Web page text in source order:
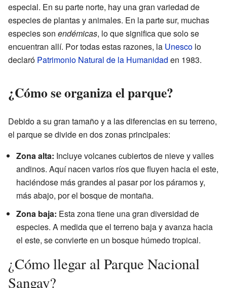
especial. En su parte norte, hay una gran variedad de
especies de plantas y animales. En la parte sur, muchas
especies son endémicas, lo que significa que solo se
encuentran allí. Por todas estas razones, la Unesco lo
declaró Patrimonio Natural de la Humanidad en 1983.
¿Cómo se organiza el parque?
Debido a su gran tamaño y a las diferencias en su terreno,
el parque se divide en dos zonas principales:
Zona alta: Incluye volcanes cubiertos de nieve y valles
andinos. Aquí nacen varios ríos que fluyen hacia el este,
haciéndose más grandes al pasar por los páramos y,
más abajo, por el bosque de montaña.
Zona baja: Esta zona tiene una gran diversidad de
especies. A medida que el terreno baja y avanza hacia
el este, se convierte en un bosque húmedo tropical.
¿Cómo llegar al Parque Nacional
Sangay?